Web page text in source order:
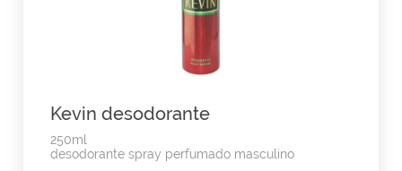
Kevin desodorante
250ml
desodorante spray perfumado masculino